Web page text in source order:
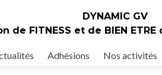
DYNAMIC GV
de FITNESS et de BIEN
Adhésions Nos activités